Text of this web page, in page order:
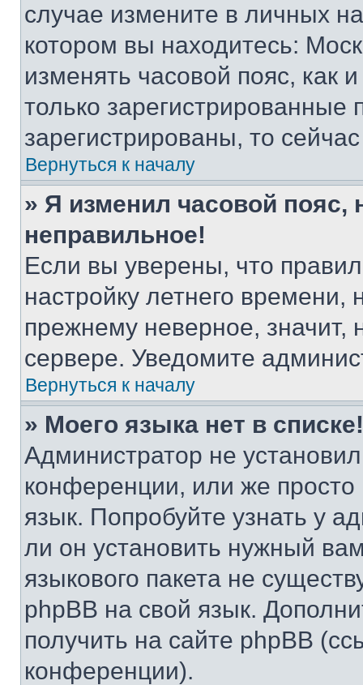
случае измените в личных
котором вы находитесь:
изменять часовой пояс, как
только
зарегистрированы, то
Вернуться к началу
» Я изменил часовой пояс,
неправильное!
Если вы уверены, что
настройку летнего
прежнему неверное, значит,
сервере. Уведомите
Вернуться к началу
» Моего языка нет в списке!
Администратор не
конференции, или же
язык. Попробуйте узнать у
ли он установить нужный
языкового пакета не
phpBB на свой язык.
получить на сайте phpBB
конференции).